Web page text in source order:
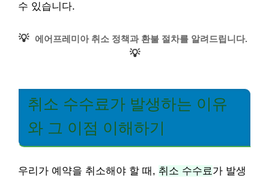
수 있습니다.
💡 에어프레미아 취소 정책과 환불 절차를 알려드립니다.
💡
취소 수수료가 발생하는 이유
와 그 이점 이해하기
우리가 예약을 취소해야 할 때, 취소 수수료가 발생